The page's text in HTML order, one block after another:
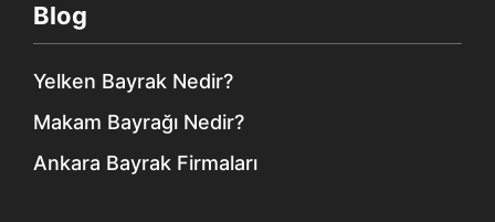
Blog
Yelken Bayrak Nedir?
Makam Bayrağı Nedir?
Ankara Bayrak Firmaları